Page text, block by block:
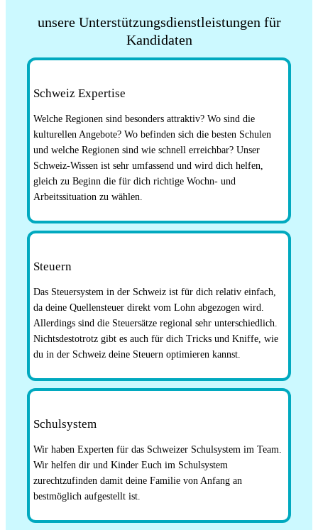
unsere Unterstützungsdienstleistungen für
Kandidaten
Schweiz Expertise
Welche Regionen sind besonders attraktiv? Wo sind die
kulturellen Angebote? Wo befinden sich die besten Schulen
und welche Regionen sind wie schnell erreichbar? Unser
Schweiz-Wissen ist sehr umfassend und wird dich helfen,
gleich zu Beginn die für dich richtige Wochn- und
Arbeitssituation zu wählen.
Steuern
Das Steuersystem in der Schweiz ist für dich relativ einfach,
da deine Quellensteuer direkt vom Lohn abgezogen wird.
Allerdings sind die Steuersätze regional sehr unterschiedlich.
Nichtsdestotrotz gibt es auch für dich Tricks und Kniffe, wie
du in der Schweiz deine Steuern optimieren kannst.
Schulsystem
Wir haben Experten für das Schweizer Schulsystem im Team.
Wir helfen dir und Kinder Euch im Schulsystem
zurechtzufinden damit deine Familie von Anfang an
bestmöglich aufgestellt ist.